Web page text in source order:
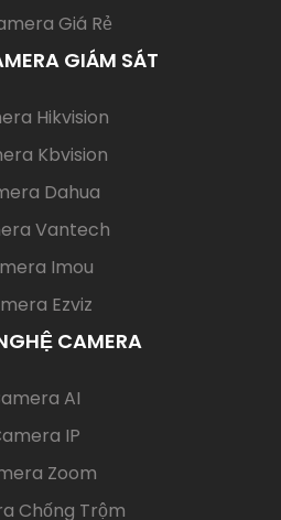
Giá Rẻ
GIÁM SÁT
Hikvision(current)
Kbvision
Dahua
Vantech
Imou
Ezviz
CAMERA
AI
IP
Zoom
Chống Trộm